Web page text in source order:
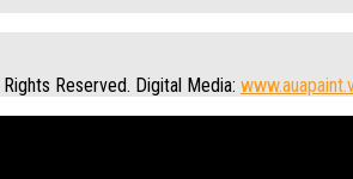
Reserved. Digital Media: